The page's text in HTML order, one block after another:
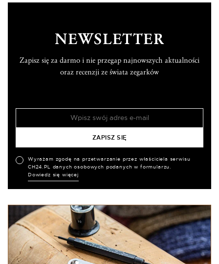
NEWSLETTER
Zapisz się za darmo i nie przegap najnowszych aktualności
oraz recenzji ze świata zegarków
Wyrażam zgodę na przetwarzanie przez właściciela serwisu
CH24.PL danych osobowych podanych w formularzu.
Dowiedz się więcej